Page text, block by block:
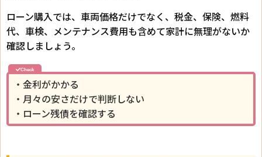
ローン購入では、車両価格だけでなく、税金、保険、燃料
代、車検、メンテナンス費用も含めて家計に無理がないか
確認しましょう。
・金利がかかる
・月々の安さだけで判断しない
・ローン残債を確認する